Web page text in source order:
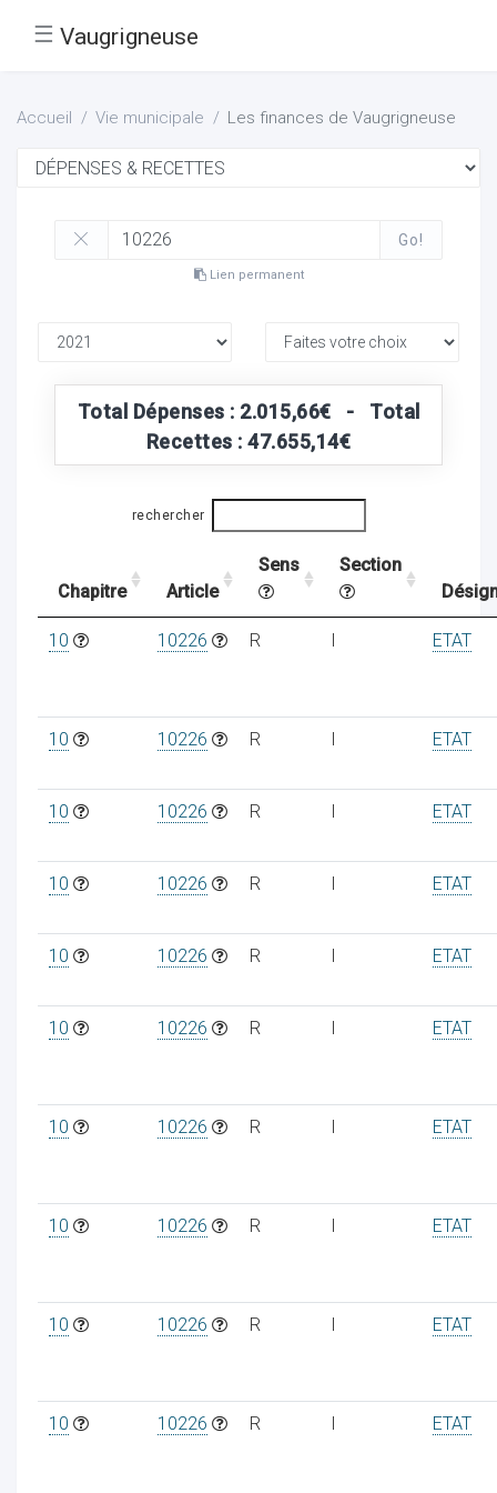
☰ Vaugrigneuse
Accueil Vie municipale Les finances de Vaugrigneuse
Go!
Lien permanent
Total Dépenses : 2.015,66€ - Total
Recettes : 47.655,14€
rechercher
Chapitre Article
Sens
Section
10 10226 R I ETAT
10 10226 R I ETAT
10 10226 R I ETAT
10 10226 R I ETAT
10 10226 R I ETAT
10 10226 R I ETAT
10 10226 R I ETAT
10 10226 R I ETAT
10 10226 R I ETAT
10 10226 R I ETAT